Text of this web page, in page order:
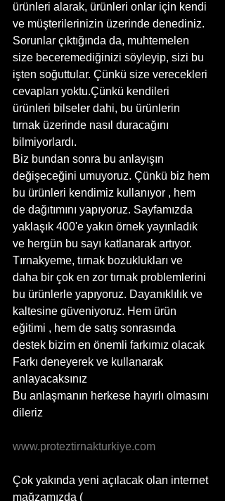
ürünleri alarak, ürünleri onlar için kendi
ve müşterilerinizin üzerinde denediniz.
Sorunlar çıktığında da, muhtemelen
size beceremediğinizi söyleyip, sizi bu
işten soğuttular. Çünkü size verecekleri
cevapları yoktu.Çünkü kendileri
ürünleri bilseler dahi, bu ürünlerin
tırnak üzerinde nasıl duracağını
bilmiyorlardı.
Biz bundan sonra bu anlayışın
değişeceğini umuyoruz. Çünkü biz hem
bu ürünleri kendimiz kullanıyor , hem
de dağıtımını yapıyoruz. Sayfamızda
yaklaşık 400'e yakın örnek yayınladık
ve hergün bu sayı katlanarak artıyor.
Tırnakyeme, tırnak bozuklukları ve
daha bir çok en zor tırnak problemlerini
bu ürünlerle yapıyoruz. Dayanıklılık ve
kaltesine güveniyoruz. Hem ürün
eğitimi , hem de satış sonrasında
destek bizim en önemli farkımız olacak
Farkı deneyerek ve kullanarak
anlayacaksınız
Bu anlaşmanın herkese hayırlı olmasını
dileriz
www.proteztirnakturkiye.com
Çok yakında yeni açılacak olan internet
mağzamızda (